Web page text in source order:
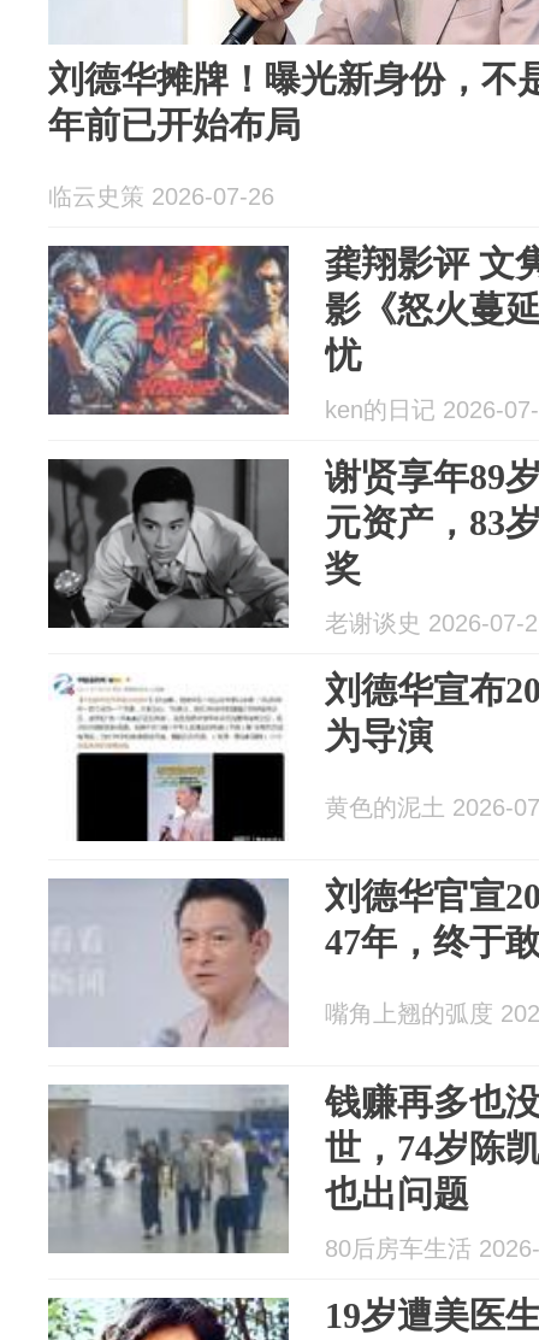
刘德华摊牌！曝光新身份，不
年前已开始布局
临云史策 2026-07-26
龚翔影评 文
影《怒火蔓
忧
ken的日记 2026-
谢贤享年89
元资产，83
奖
老谢谈史 2026-07-
刘德华宣布
为导演
黄色的泥土 2026-
刘德华官宣
47年，终于
嘴角上翘的弧度
钱赚再多也
世，74岁陈
也出问题
80后房车生活
19岁遭美医